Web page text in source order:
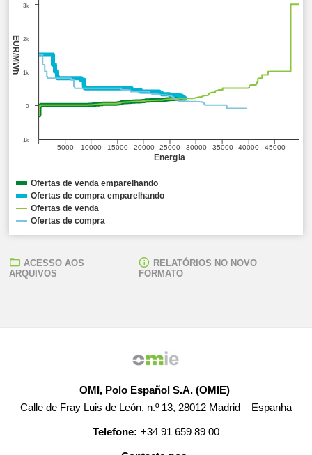
Energia
EUR/MWh
5000 10000 15000 20000 25000 30000 35000 40000 45000
-1k
0
1k
2k
3k
Ofertas de venda emparelhando
Ofertas de compra emparelhando
Ofertas de venda
Ofertas de compra
ACESSO AOS
ARQUIVOS
RELATÓRIOS NO NOVO
FORMATO
OMI, Polo Español S.A. (OMIE)
Calle de Fray Luis de León, n.º 13, 28012 Madrid – Espanha
Telefone: +34 91 659 89 00